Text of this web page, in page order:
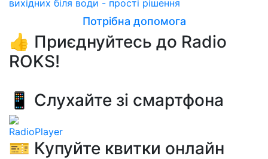
вихідних біля води - прості рішення
Потрібна допомога
👍 Приєднуйтесь до Radio
ROKS!
📱 Слухайте зі смартфона
RadioPlayer
🎫 Купуйте квитки онлайн